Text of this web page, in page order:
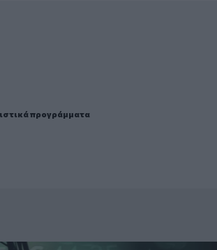
προγράμματα